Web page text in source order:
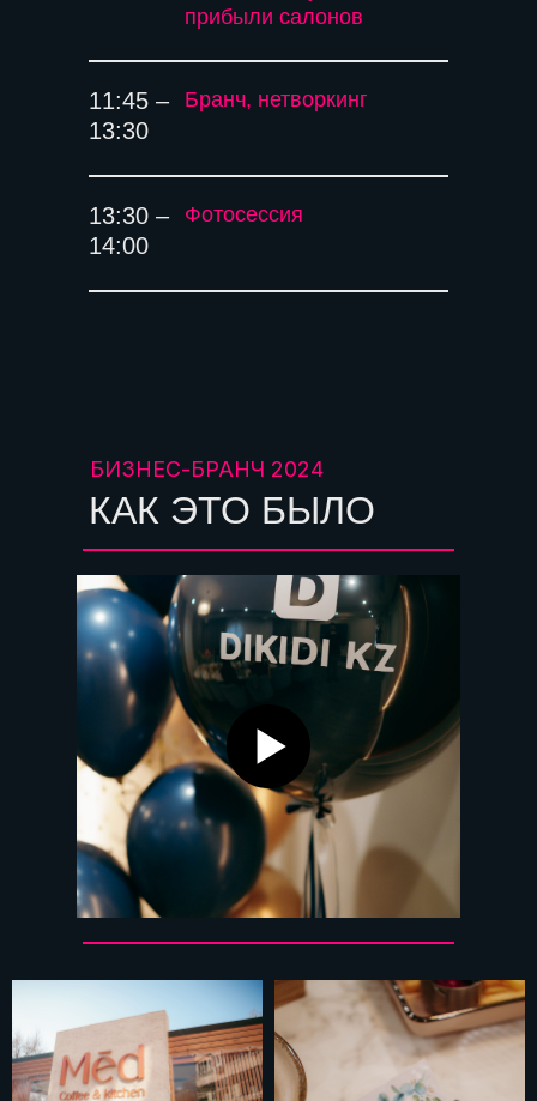
прибыли салонов
11:45 –
13:30
Бранч, нетворкинг
13:30 –
14:00
Фотосессия
КАК ЭТО БЫЛО
БИЗНЕС-БРАНЧ 2024